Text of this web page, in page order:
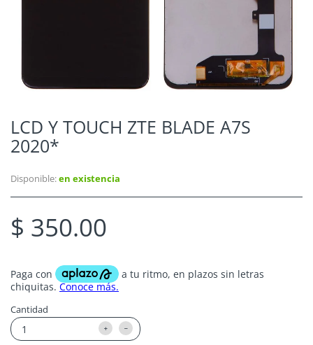
LCD Y TOUCH ZTE BLADE A7S
2020*
Disponible:en existencia
$ 350.00
Cantidad